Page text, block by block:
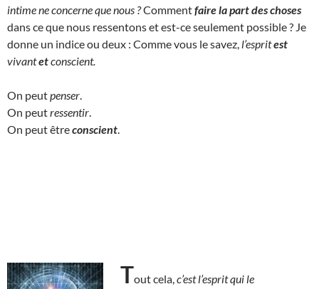
intime ne concerne que nous ?Commentfaire la part des choses
dans ce que nous ressentons et est-ce seulement possible ? Je
donne un indice ou deux : Comme vous le savez, l’espritest
vivantetconscient.
On peutpenser
On peutressentir
On peut êtreconscient
Tout cela, c’est l’esprit qui le